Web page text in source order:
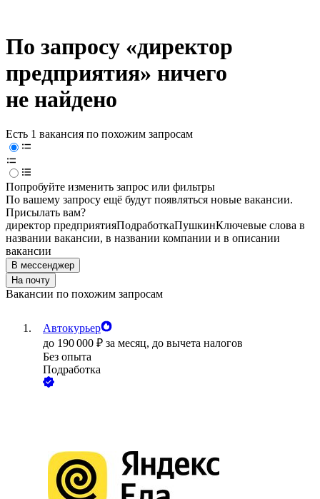
По запросу «директор
предприятия» ничего
не найдено
Есть 1 вакансия по похожим запросам
Попробуйте изменить запрос или фильтры
По вашему запросу ещё будут появляться новые вакансии.
Присылать вам?
директор предприятияПодработкаПушкинКлючевые слова в
названии вакансии, в названии компании и в описании
вакансии
В мессенджер
На почту
Вакансии по похожим запросам
Автокурьер
до 190 000 ₽ за месяц, до вычета налогов
Без опыта
Подработка